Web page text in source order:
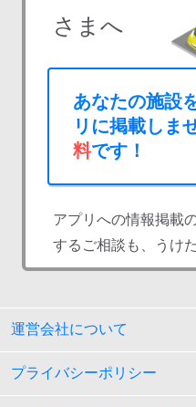
さまへ
あなたの施設
リに掲載しま
料です！
アプリへの情報掲載
するご相談も、うけ
運営会社について
プライバシーポリシー